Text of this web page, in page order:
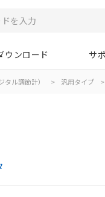
ウンロード サ
タル調節計） > 汎用タイプ >